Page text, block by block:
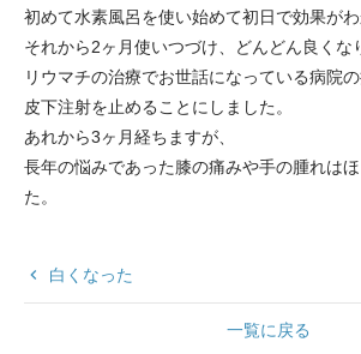
初めて水素風呂を使い始めて初日で効果がわ
それから2ヶ月使いつづけ、どんどん良くな
リウマチの治療でお世話になっている病院の
皮下注射を止めることにしました。
あれから3ヶ月経ちますが、
長年の悩みであった膝の痛みや手の腫れは
た 。
keyboard_arrow_left 白くなった
一覧に戻る